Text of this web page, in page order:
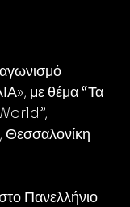
με θέμα “Τα
Θεσσαλονίκη
Πανελλήνιο